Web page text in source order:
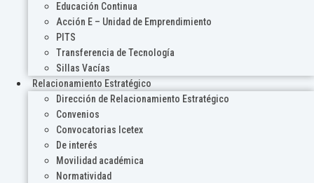
Educación Continua
Acción E – Unidad de Emprendimiento
PITS
Transferencia de Tecnología
Sillas Vacías
Relacionamiento Estratégico
Dirección de Relacionamiento Estratégico
Convenios
Convocatorias Icetex
De interés
Movilidad académica
Normatividad